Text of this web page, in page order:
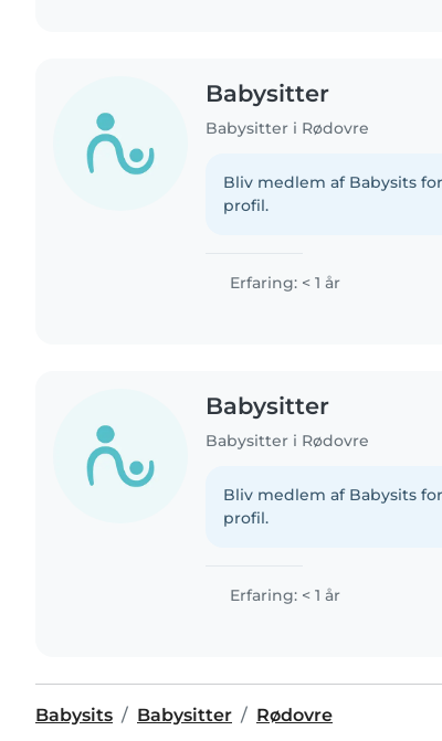
Babysitter
Babysitter i Rødovre
Bliv medlem af Babysits
profil.
Erfaring: < 1 år
Babysitter
Babysitter i Rødovre
Bliv medlem af Babysits
profil.
Erfaring: < 1 år
Babysits Babysitter Rødovre